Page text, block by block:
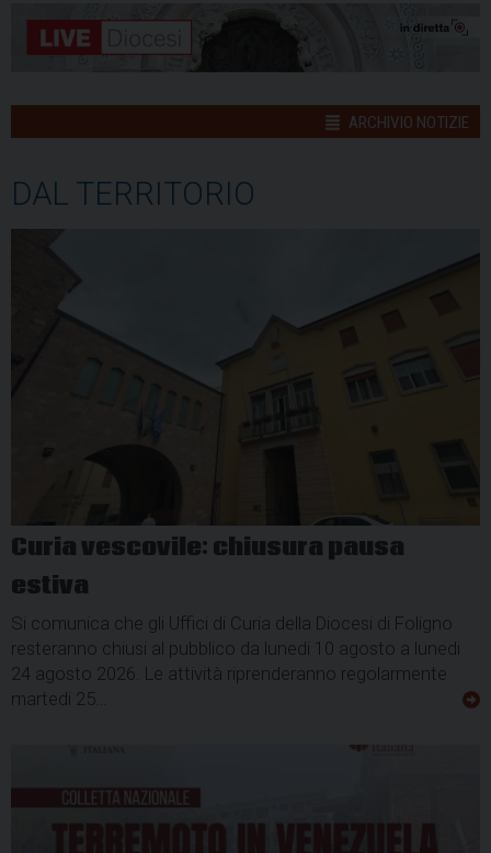
ARCHIVIO NOTIZIE
DAL TERRITORIO
Curia vescovile: chiusura pausa
estiva
Si comunica che gli Uffici di Curia della Diocesi di Foligno
resteranno chiusi al pubblico da lunedi 10 agosto a lunedi
24 agosto 2026. Le attività riprenderanno regolarmente
martedi 25…